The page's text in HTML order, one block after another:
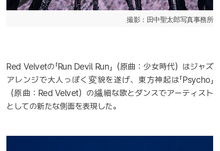
撮影：田中聖太郎写真事務所
Red Velvetの「Run Devil Run」（原曲：少女時代）はジャズ
アレンジで大人っぽく変貌を遂げ、東方神起は「Psycho」
（原曲：Red Velvet）の繊細な歌とダンスでアーティスト
としての新たな側面を表現した。